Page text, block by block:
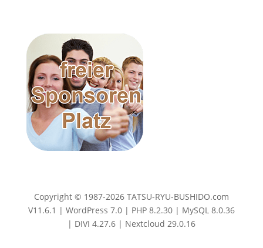
Copyright © 1987-2026 TATSU-RYU-BUSHIDO.com
V11.6.1 | WordPress 7.0 | PHP 8.2.30 | MySQL 8.0.36
| DIVI 4.27.6 | Nextcloud 29.0.16